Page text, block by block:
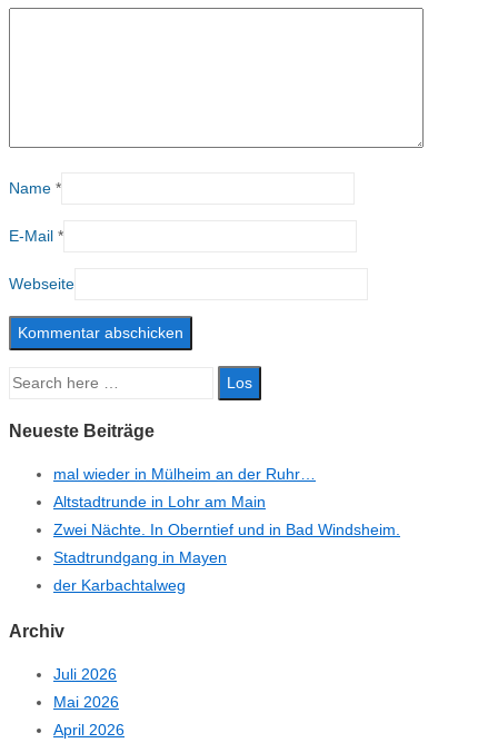
Name *
E-Mail *
Webseite
Suche
Neueste Beiträge
mal wieder in Mülheim an der Ruhr…
Altstadtrunde in Lohr am Main
Zwei Nächte. In Oberntief und in Bad Windsheim.
Stadtrundgang in Mayen
der Karbachtalweg
Archiv
Juli 2026
Mai 2026
April 2026